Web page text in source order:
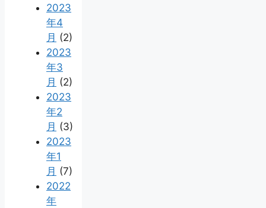
2023
年4
月 (2)
2023
年3
月 (2)
2023
年2
月 (3)
2023
年1
月 (7)
2022
年